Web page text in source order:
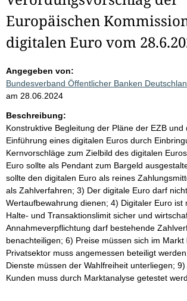
Europäischen
digitalen Euro vom
Angegeben von:
Bundesverband Öffentlicher Banken
am 28.06.2024
Beschreibung:
Konstruktive Begleitung der Pläne der EZB
Einführung eines digitalen Euros durch
Kernvorschläge zum Zielbild des digitalen
Euro sollte als Pendant zum Bargeld
sollte den digitalen Euro als reines
als Zahlverfahren; 3) Der digitale Euro darf
Wertaufbewahrung dienen; 4) Digitaler Euro ist
Halte- und Transaktionslimit sicher und
Annahmeverpflichtung darf bestehende
benachteiligen; 6) Preise müssen sich im Markt
Privatsektor muss angemessen beteiligt
Dienste müssen der Wahlfreiheit unterliegen;
Kunden muss durch Marktanalyse getestet